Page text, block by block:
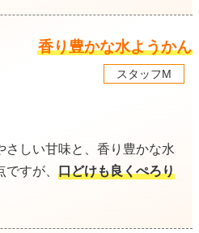
香り豊かな水ようかん
スタッフM
しい甘味と、香り豊かな水
すが、 口どけも良くぺろり